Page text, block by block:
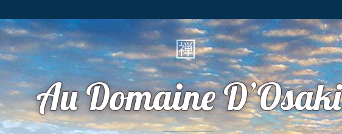
Au Domaine D’Osaki